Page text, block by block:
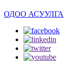
ОДОО АСУУЛГА